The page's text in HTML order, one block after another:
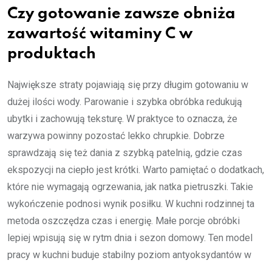
Czy gotowanie zawsze obniża
zawartość witaminy C w
produktach
Największe straty pojawiają się przy długim gotowaniu w
dużej ilości wody. Parowanie i szybka obróbka redukują
ubytki i zachowują teksturę. W praktyce to oznacza, że
warzywa powinny pozostać lekko chrupkie. Dobrze
sprawdzają się też dania z szybką patelnią, gdzie czas
ekspozycji na ciepło jest krótki. Warto pamiętać o dodatkach,
które nie wymagają ogrzewania, jak natka pietruszki. Takie
wykończenie podnosi wynik posiłku. W kuchni rodzinnej ta
metoda oszczędza czas i energię. Małe porcje obróbki
lepiej wpisują się w rytm dnia i sezon domowy. Ten model
pracy w kuchni buduje stabilny poziom antyoksydantów w